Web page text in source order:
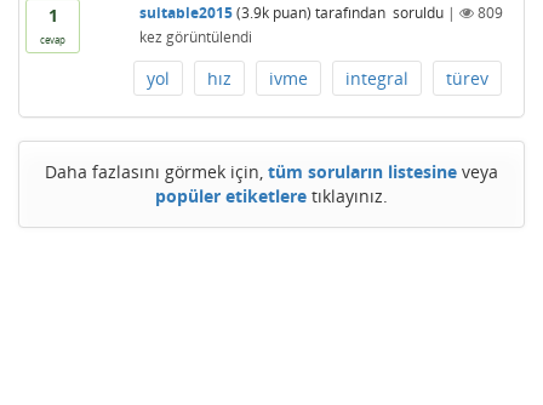
1
cevap
suitable2015 (3.9kpuan) tarafından soruldu |
809
kez görüntülendi
yol hız ivme integral türev
Daha fazlasını görmek için, tüm soruların listesine veya
popüler etiketlere tıklayınız.